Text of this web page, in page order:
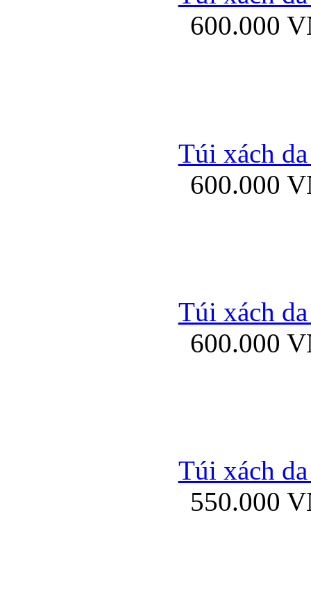
Bao da iPhone 5
600.000
Túi xách
600.000
Túi xách
600.000
Túi xách
550.000